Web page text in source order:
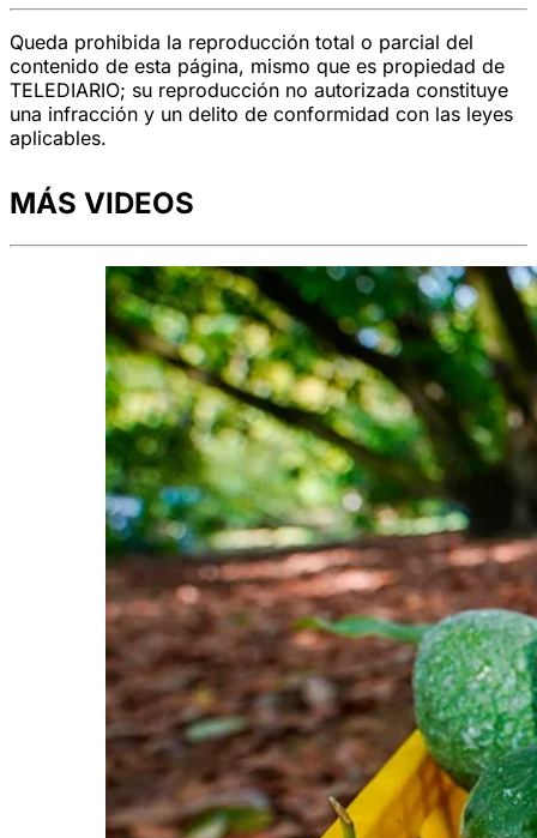
Queda prohibida la reproducción total o parcial del
contenido de esta página, mismo que es propiedad de
TELEDIARIO; su reproducción no autorizada constituye
una infracción y un delito de conformidad con las leyes
aplicables.
MÁS VIDEOS